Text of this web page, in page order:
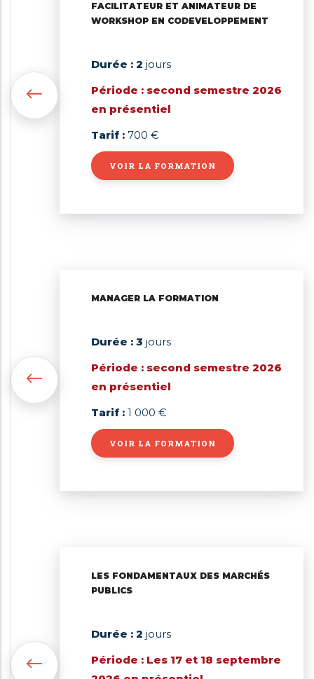
FACILITATEUR ET ANIMATEUR DE
WORKSHOP EN CODEVELOPPEMENT
Durée : 2 jours
Période : second semestre 2026
en présentiel
Tarif : 700 €
VOIR LA FORMATION
MANAGER LA FORMATION
Durée : 3 jours
Période : second semestre 2026
en présentiel
Tarif : 1 000 €
VOIR LA FORMATION
LES FONDAMENTAUX DES MARCHÉS
PUBLICS
Durée : 2 jours
Période : Les 17 et 18 septembre